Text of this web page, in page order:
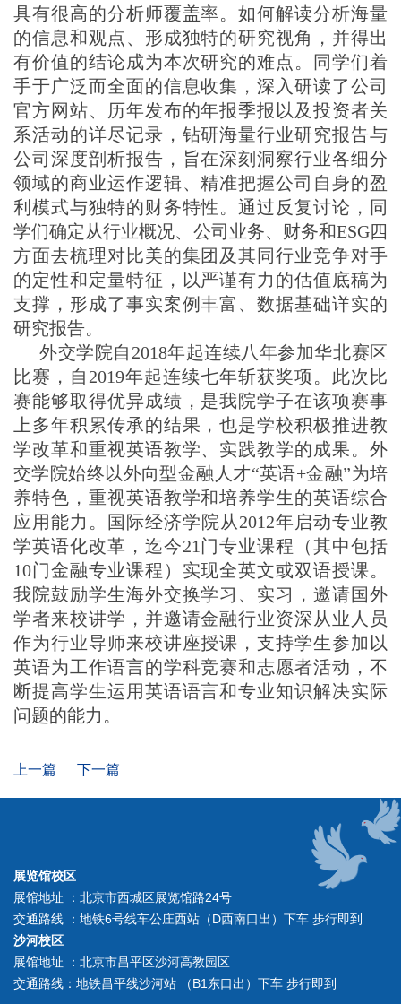
具有很高的分析师覆盖率。如何解读分析海量
的信息和观点、形成独特的研究视角，并得出
有价值的结论成为本次研究的难点。同学们着
手于广泛而全面的信息收集，深入研读了公司
官方网站、历年发布的年报季报以及投资者关
系活动的详尽记录，钻研海量行业研究报告与
公司深度剖析报告，旨在深刻洞察行业各细分
领域的商业运作逻辑、精准把握公司自身的盈
利模式与独特的财务特性。通过反复讨论，同
学们确定从行业概况、公司业务、财务和ESG四
方面去梳理对比美的集团及其同行业竞争对手
的定性和定量特征，以严谨有力的估值底稿为
支撑，形成了事实案例丰富、数据基础详实的
研究报告。
外交学院自 2018年起连续八年参加华北赛区
比赛，自 2019年起连续七年斩获奖项。此次比
赛能够取得优异成绩，是我院学子在该项赛事
上多年积累传承的结果，也是学校积极推进教
学改革和重视英语教学、实践教学的成果。外
交学院始终以外向型金融人才“英语+金融”为培
养特色，重视英语教学和培养学生的英语综合
应用能力。国际经济学院从2012年启动专业教
学英语化改革，迄今21门专业课程（其中包括
10门金融专业课程）实现全英文或双语授课。
我院鼓励学生海外交换学习、实习，邀请国外
学者来校讲学，并邀请金融行业资深从业人员
作为行业导师来校讲座授课，支持学生参加以
英语为工作语言的学科竞赛和志愿者活动，不
断提高学生运用英语语言和专业知识解决实际
问题的能力。
上一篇 下一篇
展览馆校区
展馆地址 ：北京市西城区展览馆路24号
交通路线 ：地铁6号线车公庄西站（D西南口出）下车 步行即到
沙河校区
展馆地址 ：北京市昌平区沙河高教园区
交通路线：地铁昌平线沙河站 （B1东口出）下车 步行即到